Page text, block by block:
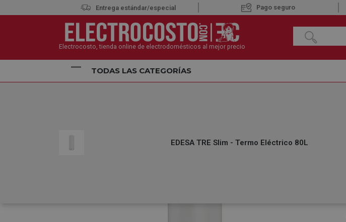
Entrega estándar/especial Pago seguro
Electrocosto, tienda online de electrodomésticos al mejor precio
TODAS LAS CATEGORÍAS
EDESA TRE Slim - Termo Eléctrico 80L